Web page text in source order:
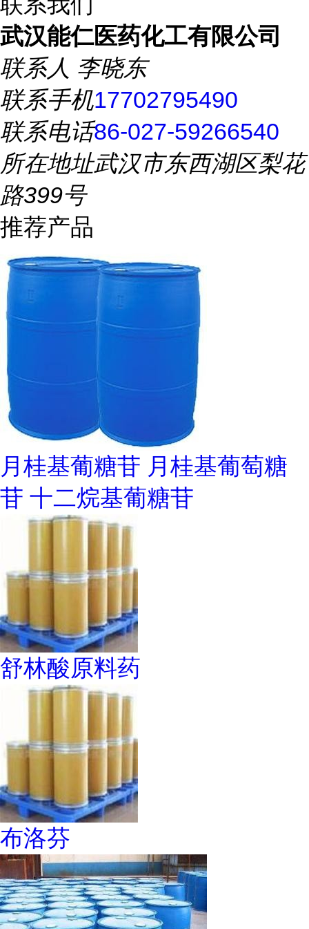
武汉能仁医药化工有限公司
联系人 李晓东
联系手机17702795490
联系电话86-027-59266540
所在地址武汉市东西湖区梨花
路399号
推荐产品
月桂基葡糖苷 月桂基葡萄糖
苷 十二烷基葡糖苷
舒林酸原料药
布洛芬